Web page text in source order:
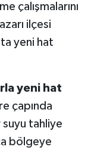
çalışmalarını
ilçesi
yeni hat
yeni hat
çapında
suyu tahliye
bölgeye